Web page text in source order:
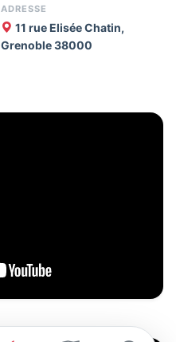
ADRESSE
11 rue Elisée Chatin,
Grenoble 38000